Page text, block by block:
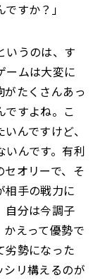
すか？」
いうのは、す
ームは大変に
たくさんあっ
ですよね。こ
んですけど、
んです。有利
オリーで、そ
相手の戦力に
自分は今調子
えって優勢で
劣勢になった
シリ構えるのが